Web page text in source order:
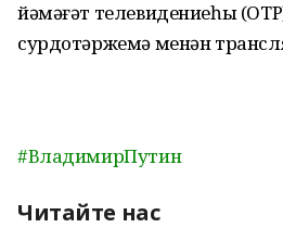
йәмәғәт телевидениеһы
сурдотәржемә менән
#ВладимирПутин
Читайте нас